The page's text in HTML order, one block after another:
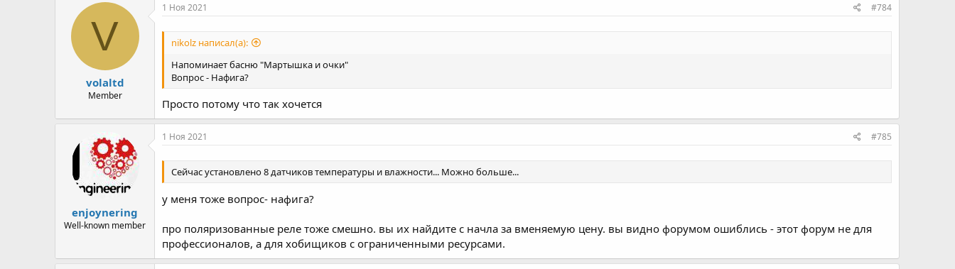
V
volaltd
Member
1 Ноя 2021 #784
nikolz написал(а):
Напоминает басню "Мартышка и очки"
Вопрос - Нафига?
Просто потому что так хочется
enjoynering
Well-known member
1 Ноя 2021 #785
Сейчас установлено 8 датчиков температуры и влажности... Можно больше...
у меня тоже вопрос- нафига?
про поляризованные реле тоже смешно. вы их найдите с начла за вменяемую цену. вы видно форумом ошиблись - этот форум не для
профессионалов, а для хобищиков с ограниченными ресурсами.